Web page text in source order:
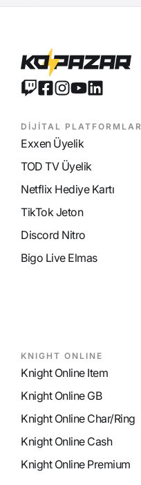
DİJİTAL PLATFORMLAR
Exxen Üyelik
TOD TV Üyelik
Netflix Hediye Kartı
TikTok Jeton
Discord Nitro
Bigo Live Elmas
KNIGHT ONLINE
Knight Online Item
Knight Online GB
Knight Online Char/Ring
Knight Online Cash
Knight Online Premium